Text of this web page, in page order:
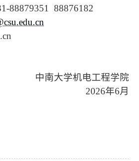
88879351 88876182
中南大学机电工程学院
2026年6月